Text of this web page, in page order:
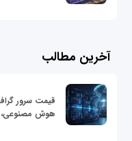
آخرین مطالب
هوش مصنوعی،